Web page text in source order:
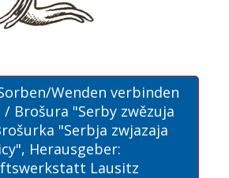
Wenden verbinden
Brošura "Serby zwězuja
"Serbja zwjazaja
Herausgeber:
Lausitz